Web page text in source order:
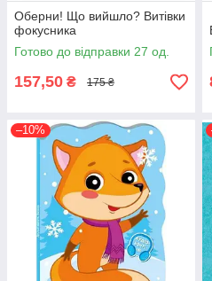
Оберни! Що вийшло? Витівки
фокусника
Готово до відправки 27 од.
157,50 ₴ 175 ₴
–10%